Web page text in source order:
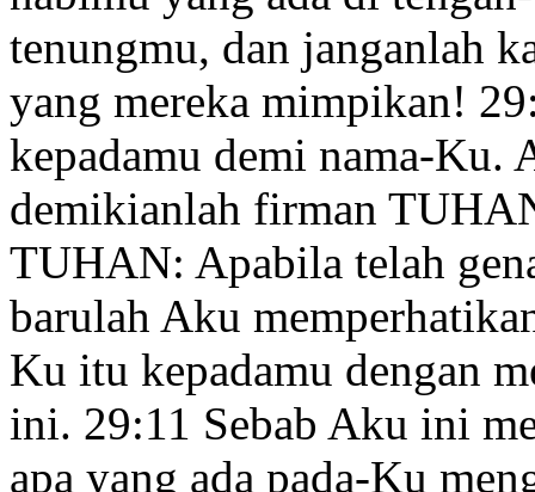
tenungmu, dan janganlah
yang mereka mimpikan!
kepadamu demi nama-Ku.
demikianlah firman
TUHAN: Apabila telah
barulah Aku
Ku itu kepadamu dengan
ini. 29:11 Sebab Aku ini
apa yang ada pada-Ku